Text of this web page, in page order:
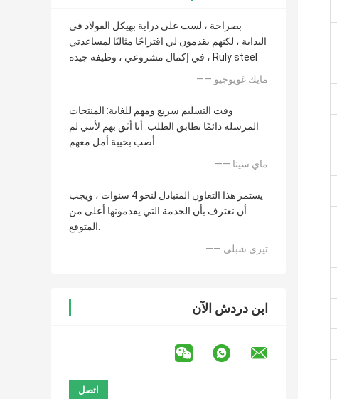
بصراحة ، لست على دراية بهيكل الفولاذ في
البداية ، لكنهم يقدمون لي اقتراحًا مثاليًا لمساعدتي
في إكمال مشروعي ، وظيفة جيدة ، Ruly steel
—— مايك غويوجيو
وقت التسليم سريع ومهم للغاية: المنتجات
المرسلة دائمًا تطابق الطلب. أنا أثق بهم لأنني لم
أصب بخيبة أمل معهم.
—— ماي سينا
يستمر هذا التعاون المتبادل لنحو 4 سنوات ، ويجب
أن نعترف بأن الخدمة التي يقدمونها أعلى من
المتوقع.
—— تيري شبلي
ابن دردش الآن